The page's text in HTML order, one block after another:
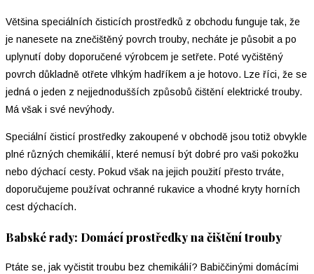
Většina speciálních čisticích prostředků z obchodu funguje tak, že
je nanesete na znečištěný povrch trouby, necháte je působit a po
uplynutí doby doporučené výrobcem je setřete. Poté vyčištěný
povrch důkladně otřete vlhkým hadříkem a je hotovo. Lze říci, že se
jedná o jeden z nejjednodušších způsobů čištění elektrické trouby.
Má však i své nevýhody.
Speciální čisticí prostředky zakoupené v obchodě jsou totiž obvykle
plné různých chemikálií, které nemusí být dobré pro vaši pokožku
nebo dýchací cesty. Pokud však na jejich použití přesto trváte,
doporučujeme používat ochranné rukavice a vhodné kryty horních
cest dýchacích.
Babské rady: Domácí prostředky na čištění trouby
Ptáte se, jak vyčistit troubu bez chemikálií? Babiččinými domácími